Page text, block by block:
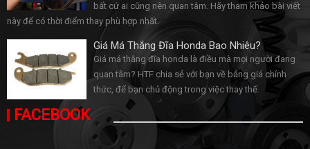
bất cứ ai cũng nên quan tâm. Hãy tham khảo bài viết
này để có thời điểm thay phù hợp nhất.
Giá Má Thắng Đĩa Honda Bao Nhiêu?
Giá má thắng đĩa honda là điều mà mọi người đang
quan tâm? HTF chia sẻ với bạn về bảng giá chính
thức, để bạn chủ động trong việc thay thế.
FACEBOOK